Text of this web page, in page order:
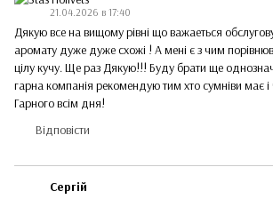
21.04.2026 в 17:40
Дякую все на вищому рівні що важаеться
аромату дуже дуже схожі ! А мені є з чим
цілу кучу. Ще раз Дякую!!! Буду брати ще
гарна компанія рекомендую тим хто сумніви має і
Гарного всім дня!
Відповісти
Сергій